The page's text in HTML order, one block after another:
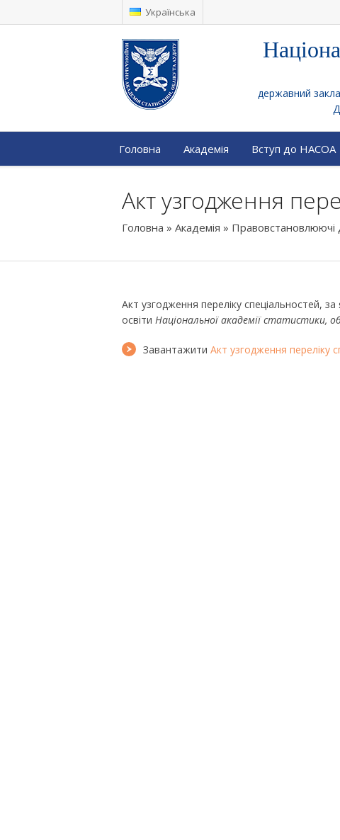
Українська
державний
Головна Академія Вступ до НАСОА
Акт узгодження
Головна » Академія » Правовстановлюючі
Акт узгодження переліку спеціальностей,
освіти Національної академії статистики,
Завантажити Акт узгодження переліку